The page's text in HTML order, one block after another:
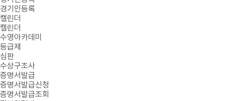
경기인등록
캘린더
캘린더
수영아카데미
등급제
심판
수상구조사
증명서발급
증명서발급신청
증명서발급조회